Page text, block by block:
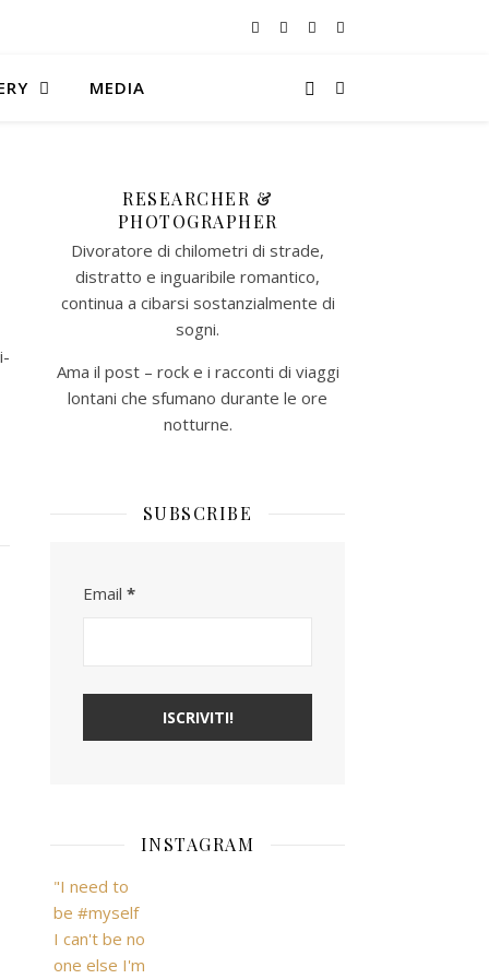
MEDIA
RESEARCHER &
PHOTOGRAPHER
Divoratore di chilometri di strade,
distratto e inguaribile romantico,
continua a cibarsi sostanzialmente di
sogni.
Ama il post – rock e i racconti di viaggi
lontani che sfumano durante le ore
notturne.​
SUBSCRIBE
Email *
INSTAGRAM
"I need to
be #myself
I can't be no
one else I'm